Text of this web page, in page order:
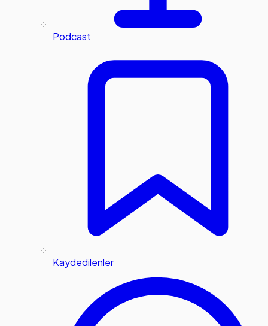
Podcast
Kaydedilenler